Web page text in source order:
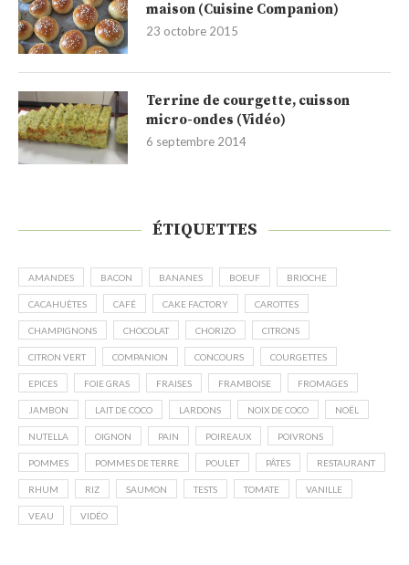
maison (Cuisine Companion)
23 octobre 2015
Terrine de courgette, cuisson
micro-ondes (Vidéo)
6 septembre 2014
ÉTIQUETTES
AMANDES BACON BANANES BOEUF BRIOCHE
CACAHUÈTES CAFÉ CAKE FACTORY CAROTTES
CHAMPIGNONS CHOCOLAT CHORIZO CITRONS
CITRON VERT COMPANION CONCOURS COURGETTES
EPICES FOIE GRAS FRAISES FRAMBOISE FROMAGES
JAMBON LAIT DE COCO LARDONS NOIX DE COCO NOËL
NUTELLA OIGNON PAIN POIREAUX POIVRONS
POMMES POMMES DE TERRE POULET PÂTES RESTAURANT
RHUM RIZ SAUMON TESTS TOMATE VANILLE
VEAU VIDÉO